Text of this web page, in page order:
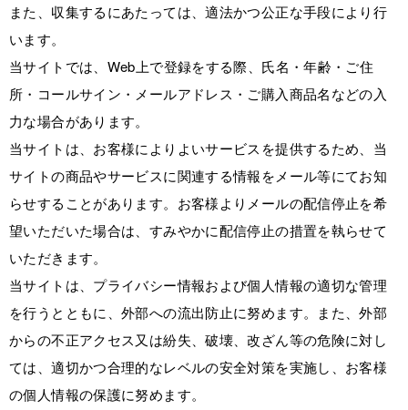
また、収集するにあたっては、適法かつ公正な手段により行
います。
当サイトでは、Web上で登録をする際、氏名・年齢・ご住
所・コールサイン・メールアドレス・ご購入商品名などの入
力な場合があります。
当サイトは、お客様によりよいサービスを提供するため、当
サイトの商品やサービスに関連する情報をメール等にてお知
らせすることがあります。お客様よりメールの配信停止を希
望いただいた場合は、すみやかに配信停止の措置を執らせて
いただきます。
当サイトは、プライバシー情報および個人情報の適切な管理
を行うとともに、外部への流出防止に努めます。また、外部
からの不正アクセス又は紛失、破壊、改ざん等の危険に対し
ては、適切かつ合理的なレベルの安全対策を実施し、お客様
の個人情報の保護に努めます。